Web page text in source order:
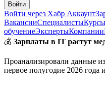
Войти
Войти через Хабр Аккаунт
ВакансииСпециалисты
обучениеЭкспертыКомпании
💰 Зарплаты в IT растут
Проанализировали данные из
первое полугодие 2026 года